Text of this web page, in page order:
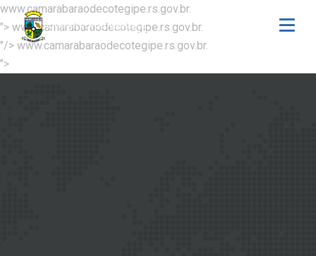
www.camarabaraodecotegipe.rs.gov.br.
"> www.camarabaraodecotegipe.rs.gov.br.
"/> www.camarabaraodecotegipe.rs.gov.br.
">